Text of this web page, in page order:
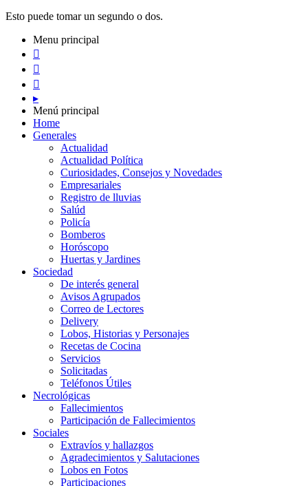
Esto puede tomar un segundo o dos.
Menu principal



▸
Menú principal
Home
Generales
Actualidad
Actualidad Política
Curiosidades, Consejos y Novedades
Empresariales
Registro de lluvias
Salúd
Policía
Bomberos
Horóscopo
Huertas y Jardines
Sociedad
De interés general
Avisos Agrupados
Correo de Lectores
Delivery
Lobos, Historias y Personajes
Recetas de Cocina
Servicios
Solicitadas
Teléfonos Útiles
Necrológicas
Fallecimientos
Participación de Fallecimientos
Sociales
Extravíos y hallazgos
Agradecimientos y Salutaciones
Lobos en Fotos
Participaciones